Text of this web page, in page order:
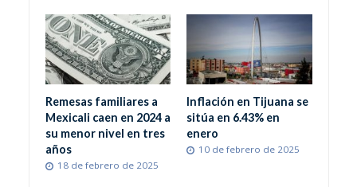
Remesas familiares a
Mexicali caen en 2024 a
su menor nivel en tres
años
18 de febrero de 2025
Inflación en Tijuana se
sitúa en 6.43% en
enero
10 de febrero de 2025